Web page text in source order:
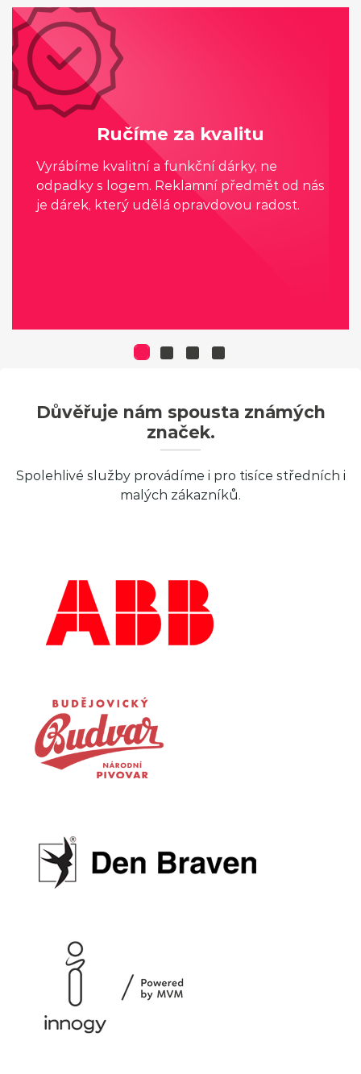
Ručíme za kvalitu
Vyrábíme kvalitní a funkční dárky, ne
odpadky s logem. Reklamní předmět od nás
je dárek, který udělá opravdovou radost.
Důvěřuje nám spousta známých
značek.
Spolehlivé služby provádíme i pro tisíce středních i
malých zákazníků.